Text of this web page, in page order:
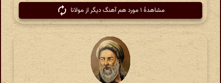
مشاهدهٔ ۱ مورد هم آهنگ دیگر از مولانا